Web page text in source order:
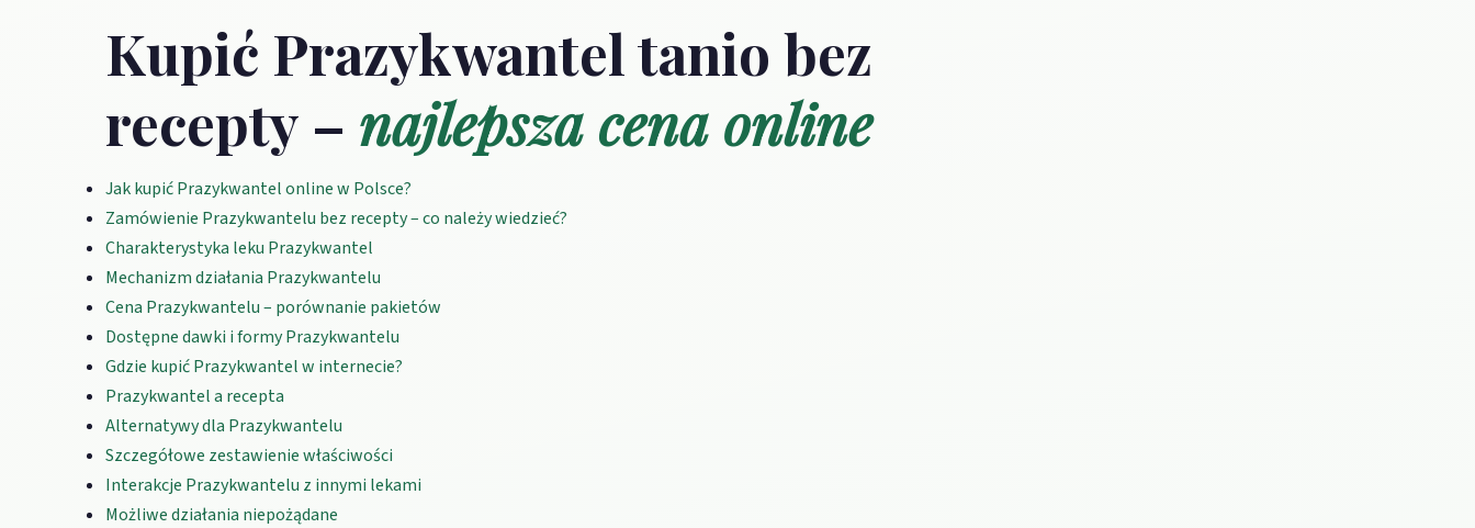
Kupić Prazykwantel tanio bez
recepty – najlepsza cena online
Jak kupić Prazykwantel online w Polsce?
Zamówienie Prazykwantelu bez recepty – co należy wiedzieć?
Charakterystyka leku Prazykwantel
Mechanizm działania Prazykwantelu
Cena Prazykwantelu – porównanie pakietów
Dostępne dawki i formy Prazykwantelu
Gdzie kupić Prazykwantel w internecie?
Prazykwantel a recepta
Alternatywy dla Prazykwantelu
Szczegółowe zestawienie właściwości
Interakcje Prazykwantelu z innymi lekami
Możliwe działania niepożądane